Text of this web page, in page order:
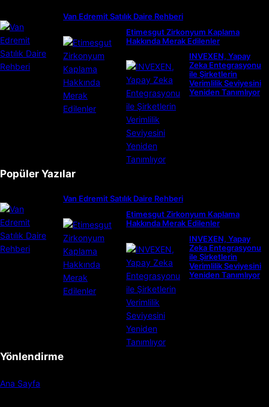
Van Edremit Satılık Daire Rehberi
Etimesgut Zirkonyum Kaplama
Hakkında Merak Edilenler
INVEXEN, Yapay
Zeka Entegrasyonu
ile Şirketlerin
Verimlilik Seviyesini
Yeniden Tanımlıyor
Popüler Yazılar
Van Edremit Satılık Daire Rehberi
Etimesgut Zirkonyum Kaplama
Hakkında Merak Edilenler
INVEXEN, Yapay
Zeka Entegrasyonu
ile Şirketlerin
Verimlilik Seviyesini
Yeniden Tanımlıyor
Yönlendirme
Ana Sayfa